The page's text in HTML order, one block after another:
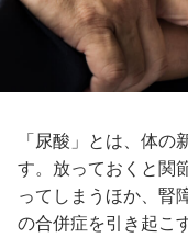
「尿酸」とは、体
す。放っておくと関
ってしまうほか、腎
の合併症を引き起こ